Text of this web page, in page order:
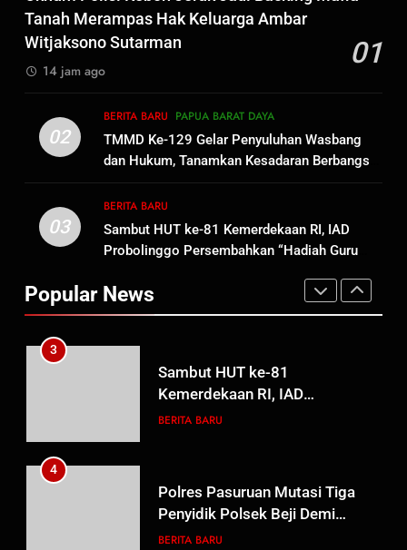
Tanah Merampas Hak Keluarga Ambar
Witjaksono Sutarman
01
14 jam ago
02
BERITA BARU PAPUA BARAT DAYA
TMMD Ke-129 Gelar Penyuluhan Wasbang
dan Hukum, Tanamkan Kesadaran Berbangsa
serta Taat Aturan di Kampung Sesor
03
BERITA BARU
Sambut HUT ke-81 Kemerdekaan RI, IAD
Probolinggo Persembahkan “Hadiah Guru
Guru Non-ASN sebagai Pahlawan Bangsa
Popular News
Dansatgas TMMD dan Ketua
Persit Hadirkan Kebahagiaan
bagi Mama-Mama dan Anak-
Oknum Polisi Kebon Jeruk Jadi
Backing Mafia Tanah Merampas
Sutarman
BERITA BARU HUKUM DAN KRIMINAL
2
TMMD Ke-129 Gelar Penyuluhan
Wasbang dan Hukum,
Tanamkan Kesadaran
Berbangsa serta Taat Aturan di
PAPUA BARAT DAYA
3
Sambut HUT ke-81
Kemerdekaan RI, IAD
Probolinggo Persembahkan
Guru Non-ASN sebagai
Pahlawan Bangsa
BERITA BARU
4
Polres Pasuruan Mutasi Tiga
Penyidik Polsek Beji Demi
Efektivitas dan Kelancaran
BERITA BARU